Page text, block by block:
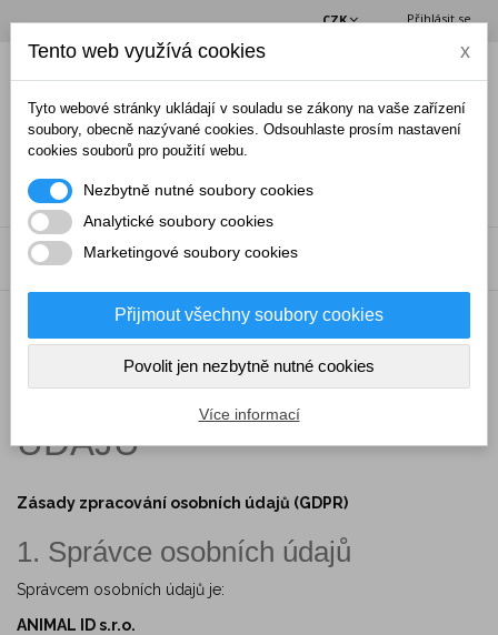
Přihlásit se
CZK
NABÍDKA
OCHRANA OSOBNÍCH
ÚDAJŮ
Zásady zpracování osobních údajů (GDPR)
1. Správce osobních údajů
Správcem osobních údajů je:
ANIMAL ID s.r.o.
Tento web využívá cookies x
Tyto webové stránky ukládají v souladu se zákony na vaše zařízení
soubory, obecně nazývané cookies. Odsouhlaste prosím nastavení
cookies souborů pro použití webu.
Nezbytně nutné soubory cookies
Analytické soubory cookies
Marketingové soubory cookies
Přijmout všechny soubory cookies
Povolit jen nezbytně nutné cookies
Více informací